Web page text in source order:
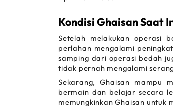
Kondisi Ghaisan Saat
Setelah melakukan operasi
perlahan mengalami
samping dari operasi bedah
tidak pernah mengalami
Sekarang, Ghaisan mampu
bermain dan belajar secara
memungkinkan Ghaisan untuk